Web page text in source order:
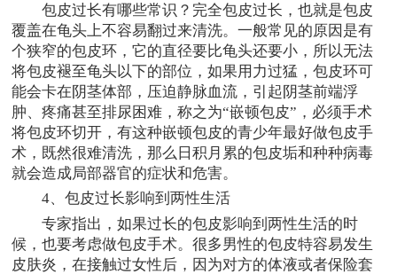
包皮过长有哪些常识？完全包皮过长，也就是包皮
覆盖在龟头上不容易翻过来清洗。一般常见的原因是有
个狭窄的包皮环，它的直径要比龟头还要小，所以无法
将包皮褪至龟头以下的部位，如果用力过猛，包皮环可
能会卡在阴茎体部，压迫静脉血流，引起阴茎前端浮
肿、疼痛甚至排尿困难，称之为“嵌顿包皮”，必须手术
将包皮环切开，有这种嵌顿包皮的青少年最好做包皮手
术，既然很难清洗，那么日积月累的包皮垢和种种病毒
就会造成局部器官的症状和危害。
4、包皮过长影响到两性生活
专家指出，如果过长的包皮影响到两性生活的时
候，也要考虑做包皮手术。很多男性的包皮特容易发生
皮肤炎，在接触过女性后，因为对方的体液或者保险套